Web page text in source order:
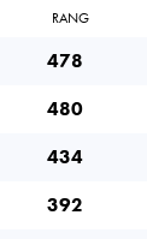
RANG
478
480
434
392